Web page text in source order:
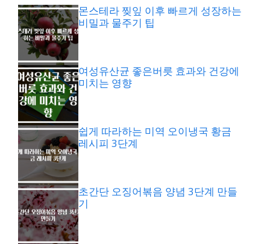
몬스테라 찢잎 이후 빠르게 성장하는
비밀과 물주기 팁
여성유산균 좋은버릇 효과와 건강에
미치는 영향
쉽게 따라하는 미역 오이냉국 황금
레시피 3단계
초간단 오징어볶음 양념 3단계 만들
기